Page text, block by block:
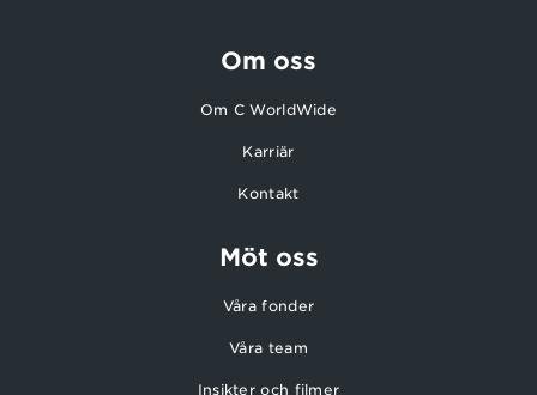
Om oss
Om C WorldWide
Karriär
Kontakt
Möt oss
Våra fonder
Våra team
Insikter och filmer